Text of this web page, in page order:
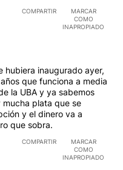
COMPARTIR
MARCAR
COMO
INAPROPIADO
hubiera inaugurado ayer,
que funciona a media
la UBA y ya sabemos
plata que se
y el dinero va a
que sobra.
COMPARTIR
MARCAR
COMO
INAPROPIADO